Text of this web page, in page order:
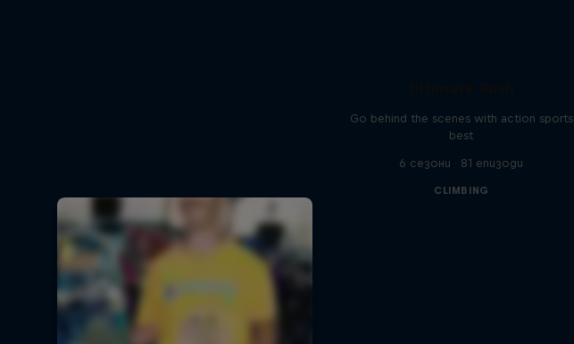
Go behind the scenes with action sports
best
6 сезони · 81 епизоди
CLIMBING